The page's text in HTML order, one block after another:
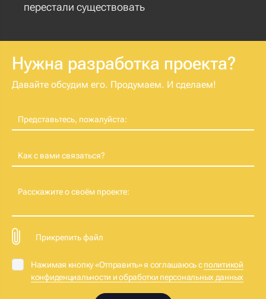
перестали существовать
Нужна разработка проекта?
Давайте обсудим его. Продумаем. И сделаем!
Представьтесь, пожалуйста:
Как с вами связаться?
Расскажите о своём проекте:
Прикрепить файл
Нажимая кнопку «Отправить» я соглашаюсь сполитикой
конфиденциальности и обработки персональных данных